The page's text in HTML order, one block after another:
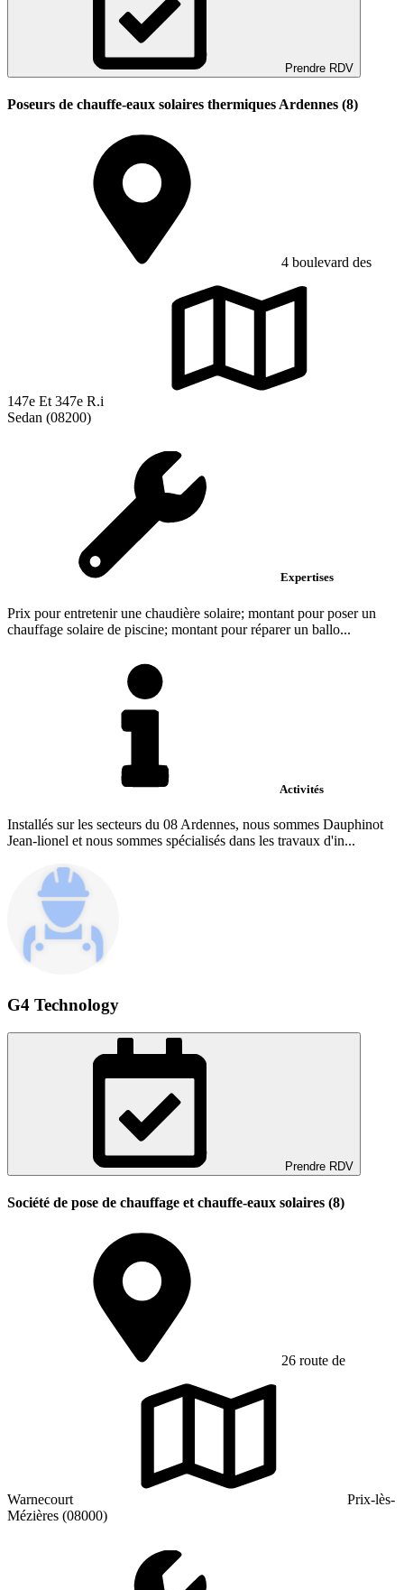
Prendre RDV
Poseurs de chauffe-eaux solaires thermiques Ardennes (8)
4 boulevard des
147e Et 347e R.i
Sedan (08200)
Expertises
Prix pour entretenir une chaudière solaire; montant pour poser un
chauffage solaire de piscine; montant pour réparer un ballo...
Activités
Installés sur les secteurs du 08 Ardennes, nous sommes Dauphinot
Jean-lionel et nous sommes spécialisés dans les travaux d'in...
G4 Technology
Prendre RDV
Société de pose de chauffage et chauffe-eaux solaires (8)
26 route de
Warnecourt
Prix-lès-
Mézières (08000)